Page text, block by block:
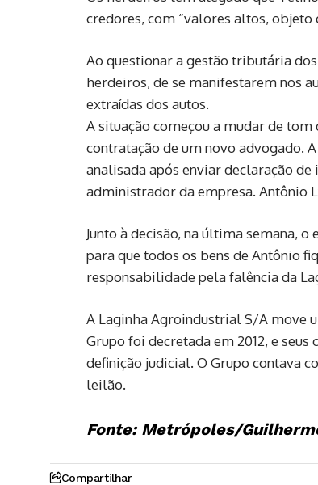
credores, com “valores altos, objeto
Ao questionar a gestão tributária
herdeiros, de se manifestarem nos
extraídas dos autos.
A situação começou a mudar de
contratação de um novo advogado.
analisada após enviar declaração
administrador da empresa. Antônio
Junto à decisão, na última semana,
para que todos os bens de Antônio
responsabilidade pela falência da
A Laginha Agroindustrial S/A move
Grupo foi decretada em 2012, e
definição judicial. O Grupo contava
leilão.
Fonte: Metrópoles/
Compartilhar